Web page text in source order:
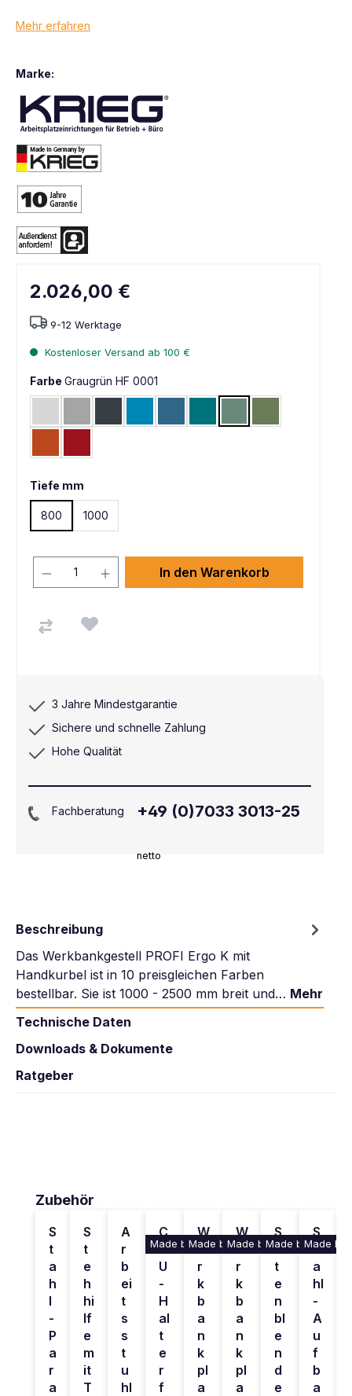
Mehr erfahren
Marke:
2.026,00 €
netto
9-12 Werktage
Kostenloser Versand ab 100 €
Farbe Graugrün HF 0001
Tiefe mm
800 1000
In den Warenkorb
3 Jahre Mindestgarantie
Sichere und schnelle Zahlung
Hohe Qualität
Fachberatung +49 (0)7033 3013-25
Beschreibung
Das Werkbankgestell PROFI Ergo K mit
Handkurbel ist in 10 preisgleichen Farben
bestellbar. Sie ist 1000 - 2500 mm breit und… Mehr
Technische Daten
Downloads & Dokumente
Ratgeber
Produktgalerie überspringen
Zubehör
S
t
a
h
l
-
P
a
r
a
S
t
e
h
hi
lf
e
m
it
T
A
r
b
ei
t
s
s
t
u
hl
Made by KRIEG
C
P
U
-
H
al
t
e
r
f
Made by KRIEG
W
e
r
k
b
a
n
k
pl
a
Made by KRIEG
W
e
r
k
b
a
n
k
pl
a
Made by KRIEG
S
ei
t
e
n
bl
e
n
d
e
Made by
S
t
a
hl
-
A
u
f
b
a